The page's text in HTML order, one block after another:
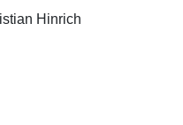
Hinrich